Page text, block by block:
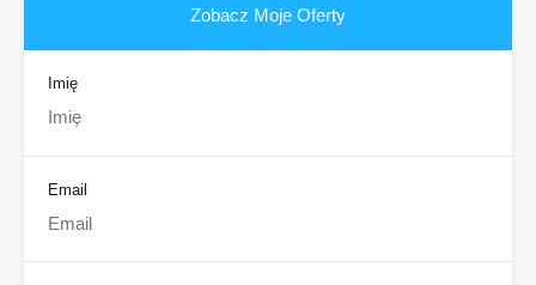
Zobacz Moje Oferty
Imię
Email